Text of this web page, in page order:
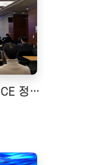
2021 IAT CONFERENCE 정보 접근성 기술 컨퍼런스